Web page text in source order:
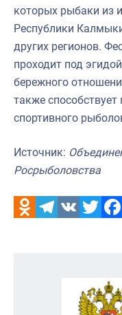
которых рыбаки из
Республики
других регионов.
проходит под
бережного
также
спортивного
Источник:
Росрыболовства